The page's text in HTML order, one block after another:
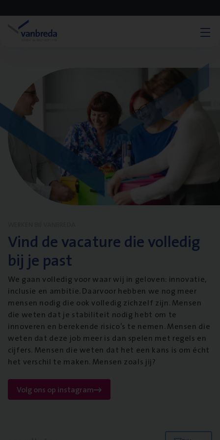
Vind de vacature die volledig
bij je past
We gaan volledig voor waar wij in geloven: innovatie,
inclusie en ambitie. Daarvoor hebben we nog meer
mensen nodig die ook volledig zichzelf zijn. Mensen
die weten dat je stabiliteit nodig hebt om te
innoveren en berekende risico’s te nemen. Mensen die
weten dat deze job meer is dan spelen met regels en
cijfers. Mensen die weten dat het een kans is om écht
het verschil te maken. Mensen zoals jij?
Volg ons op instagram